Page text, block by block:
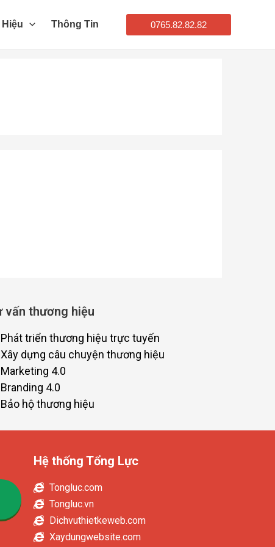
Thông Tin 0765.82.82.82
vấn thương hiệu
Phát triển thương hiệu trực tuyến
Xây dựng câu chuyện thương hiệu
Marketing 4.0
Branding 4.0
Bảo hộ thương hiệu
Hệ thống Tổng Lực
Tongluc.com
Tongluc.vn
Dichvuthietkeweb.com
Xaydungwebsite.com